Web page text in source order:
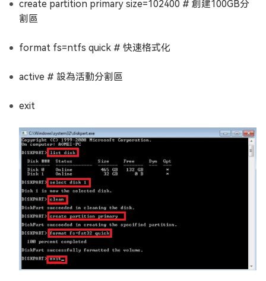
create partition primary size=102400 # 創建100GB分
割區
format fs=ntfs quick # 快速格式化
active # 設為活動分割區
exit